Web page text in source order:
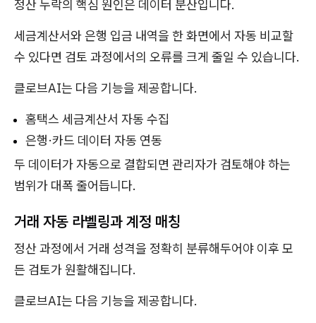
정산 누락의 핵심 원인은 데이터 분산입니다.
세금계산서와 은행 입금 내역을 한 화면에서 자동 비교할
수 있다면 검토 과정에서의 오류를 크게 줄일 수 있습니다.
클로브AI는 다음 기능을 제공합니다.
홈택스 세금계산서 자동 수집
은행·카드 데이터 자동 연동
두 데이터가 자동으로 결합되면 관리자가 검토해야 하는
범위가 대폭 줄어듭니다.
거래 자동 라벨링과 계정 매칭
정산 과정에서 거래 성격을 정확히 분류해두어야 이후 모
든 검토가 원활해집니다.
클로브AI는 다음 기능을 제공합니다.